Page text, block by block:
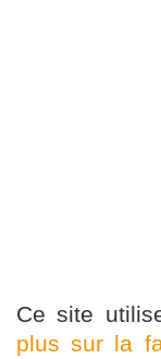
Ce site
plus sur la